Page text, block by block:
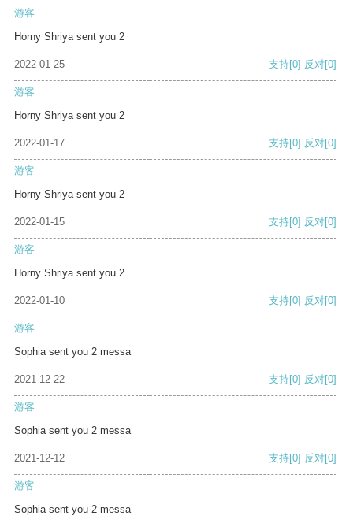
游客
Horny Shriya sent you 2
2022-01-25 支持[0] 反对[0]
游客
Horny Shriya sent you 2
2022-01-17 支持[0] 反对[0]
游客
Horny Shriya sent you 2
2022-01-15 支持[0] 反对[0]
游客
Horny Shriya sent you 2
2022-01-10 支持[0] 反对[0]
游客
Sophia sent you 2 messa
2021-12-22 支持[0] 反对[0]
游客
Sophia sent you 2 messa
2021-12-12 支持[0] 反对[0]
游客
Sophia sent you 2 messa